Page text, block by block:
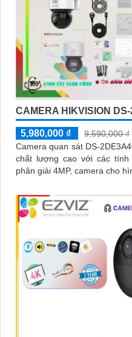
CAMERA HIKVISION
5,980,000 ₫
9,590,000 ₫
Camera quan sát DS-
chất lượng cao với các tính
phân giải 4MP, camera cho